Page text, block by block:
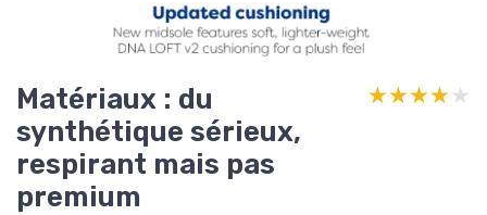
Matériaux : du
synthétique sérieux,
respirant mais pas
premium
★★★★★
★★★★★